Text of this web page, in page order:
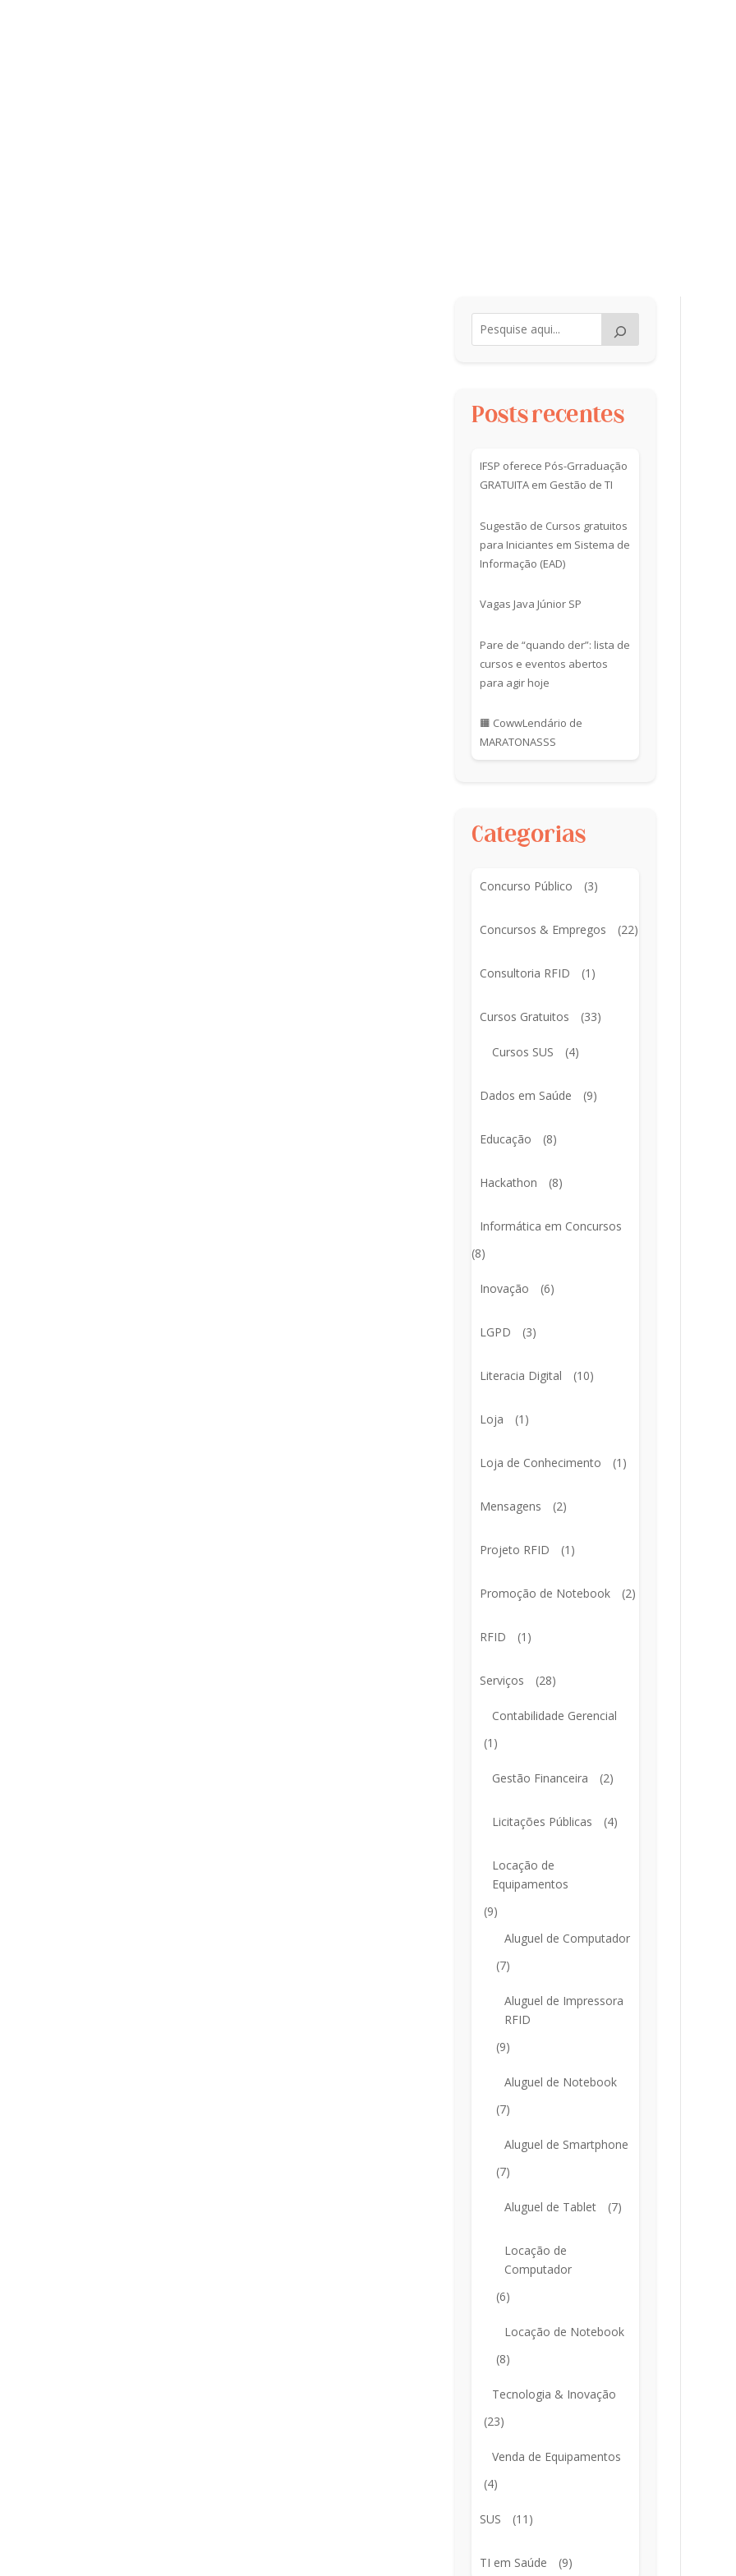
Posts recentes
IFSP oferece Pós-Grraduação
GRATUITA em Gestão de TI
Sugestão de Cursos gratuitos
para Iniciantes em Sistema de
Informação (EAD)
Vagas Java Júnior SP
Pare de “quando der”: lista de
cursos e eventos abertos
para agir hoje
🟧 CowwLendário de
MARATONASSS
Categorias
Concurso Público (3)
Concursos & Empregos (22)
Consultoria RFID (1)
Cursos Gratuitos (33)
Cursos SUS (4)
Dados em Saúde (9)
Educação (8)
Hackathon (8)
Informática em Concursos
(8)
Inovação (6)
LGPD (3)
Literacia Digital (10)
Loja (1)
Loja de Conhecimento (1)
Mensagens (2)
Projeto RFID (1)
Promoção de Notebook (2)
RFID (1)
Serviços (28)
Contabilidade Gerencial
(1)
Gestão Financeira (2)
Licitações Públicas (4)
Locação de
Equipamentos
(9)
Aluguel de Computador
(7)
Aluguel de Impressora
RFID
(9)
Aluguel de Notebook
(7)
Aluguel de Smartphone
(7)
Aluguel de Tablet (7)
Locação de
Computador
(6)
Locação de Notebook
(8)
Tecnologia & Inovação
(23)
Venda de Equipamentos
(4)
SUS (11)
TI em Saúde (9)